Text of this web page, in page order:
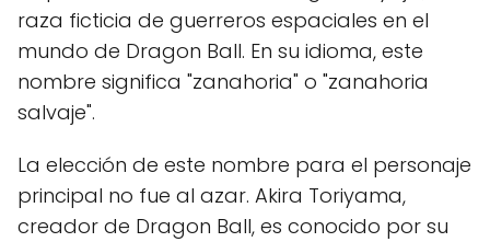
raza ficticia de guerreros espaciales en el
mundo de Dragon Ball. En su idioma, este
nombre significa "zanahoria" o "zanahoria
salvaje".
La elección de este nombre para el personaje
principal no fue al azar. Akira Toriyama,
creador de Dragon Ball, es conocido por su